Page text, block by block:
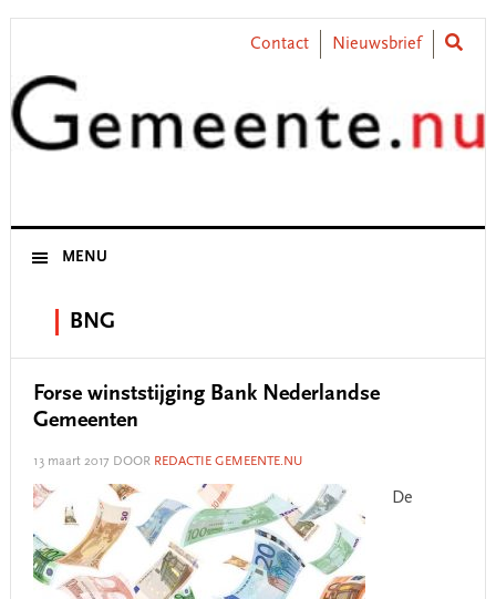
Skip
primary
navigation
Skip
content
Skip
primary
sidebar
Skip
footer
Contact Nieuwsbrief
MENU
BNG
Forse winststijging Bank Nederlandse
Gemeenten
13 maart 2017 DOOR REDACTIE GEMEENTE.NU
De